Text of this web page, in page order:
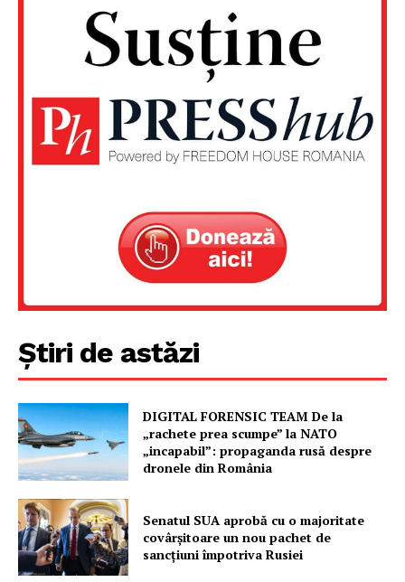
PRESShub
Despre noi / Echipa
Proiecte editoriale
Contact
Știri de astăzi
DIGITAL FORENSIC TEAM De la
„rachete prea scumpe” la NATO
„incapabil”: propaganda rusă despre
dronele din România
Senatul SUA aprobă cu o majoritate
covârșitoare un nou pachet de
sancțiuni împotriva Rusiei